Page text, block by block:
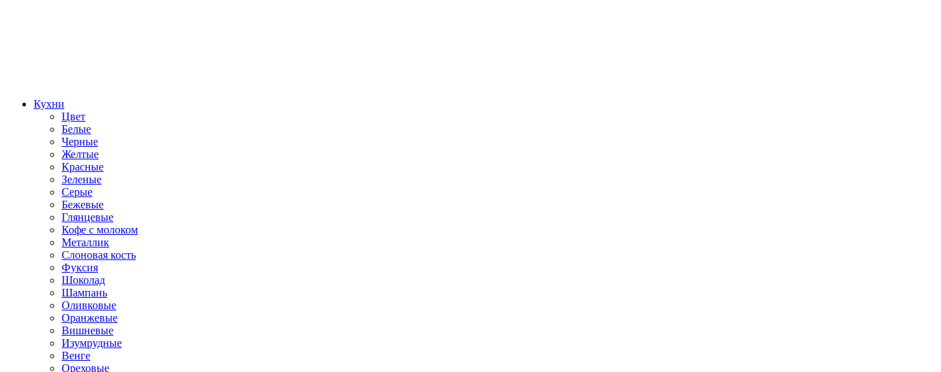
Кухни
Цвет
Белые
Черные
Желтые
Красные
Зеленые
Серые
Бежевые
Глянцевые
Кофе с молоком
Металлик
Слоновая кость
Фуксия
Шоколад
Шампань
Оливковые
Оранжевые
Вишневые
Изумрудные
Венге
Ореховые